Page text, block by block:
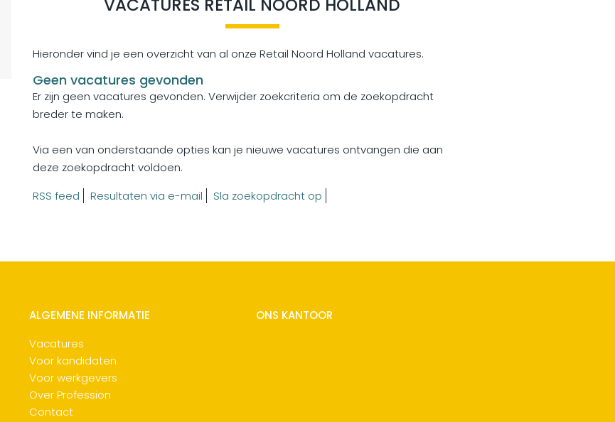
VACATURES RETAIL NOORD HOLLAND
Hieronder vind je een overzicht van al onze Retail Noord Holland vacatures.
Geen vacatures gevonden
Er zijn geen vacatures gevonden. Verwijder zoekcriteria om de zoekopdracht
breder te maken.
Via een van onderstaande opties kan je nieuwe vacatures ontvangen die aan
deze zoekopdracht voldoen.
RSS feed
Resultaten via e-mail Sla zoekopdracht op
ALGEMENE INFORMATIE
Vacatures
Voor kandidaten
Voor werkgevers
Over Profession
Contact
ONS KANTOOR